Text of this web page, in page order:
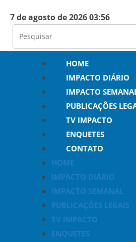
7 de agosto de 2026 03:56
HOME
IMPACTO DIÁRIO
IMPACTO
PUBLICAÇÕES
TV IMPACTO
ENQUETES
CONTATO
HOME
IMPACTO DIÁRIO
IMPACTO SEMANAL
PUBLICAÇÕES LEGAIS
TV IMPACTO
ENQUETES